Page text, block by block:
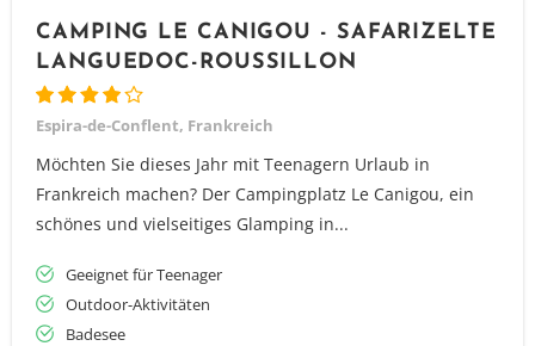
CAMPING LE CANIGOU - SAFARIZELTE
LANGUEDOC-ROUSSILLON
Espira-de-Conflent, Frankreich
Möchten Sie dieses Jahr mit Teenagern Urlaub in
Frankreich machen? Der Campingplatz Le Canigou, ein
schönes und vielseitiges Glamping in...
Geeignet für Teenager
Outdoor-Aktivitäten
Badesee